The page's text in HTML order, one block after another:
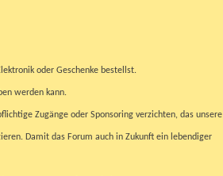
oder Geschenke bestellst.
werden kann.
Zugänge oder Sponsoring verzichten, das unsere
Damit das Forum auch in Zukunft ein lebendiger